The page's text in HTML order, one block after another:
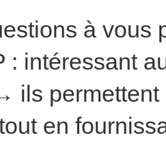
à vous
: intéressant
ils
en